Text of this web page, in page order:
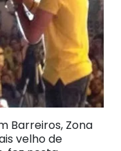
Barreiros, Zona
velho de